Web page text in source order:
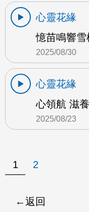
心靈花緣
憶苗鳴響
2025/08/30
心靈花緣
心領航 滋
2025/08/23
1 2
返回